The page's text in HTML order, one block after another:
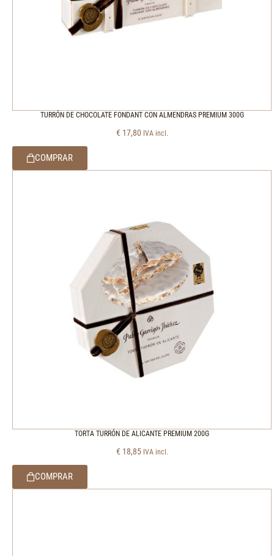
TURRÓN DE CHOCOLATE FONDANT CON ALMENDRAS PREMIUM 300G
€ 17,80 IVA incl.
COMPRAR
TORTA TURRÓN DE ALICANTE PREMIUM 200G
€ 18,85 IVA incl.
COMPRAR